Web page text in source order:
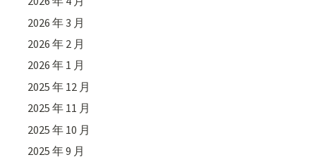
2026 年 3 月
2026 年 2 月
2026 年 1 月
2025 年 12 月
2025 年 11 月
2025 年 10 月
2025 年 9 月